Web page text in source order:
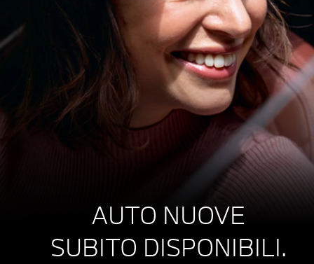
AUTO NUOVE
SUBITO DISPONIBILI.